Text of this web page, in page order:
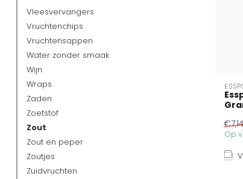
Vleesvervangers
Vruchtenchips
Vruchtensappen
Water zonder smaak
Wijn
Wraps
Zaden
Zoetstof
Zout
Zout en peper
Zoutjes
Zuidvruchten
€7,14
Op